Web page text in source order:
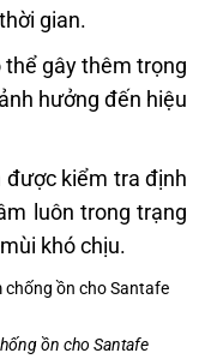
gian.
thể gây thêm trọng
hưởng đến hiệu
được kiểm tra định
luôn trong trạng
khó chịu.
ồn cho Santafe